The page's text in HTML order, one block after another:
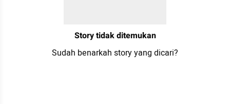
Story tidak ditemukan
Sudah benarkah story yang dicari?